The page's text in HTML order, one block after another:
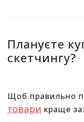
Плануєте
скетчингу?
Щоб правильно
товари краще